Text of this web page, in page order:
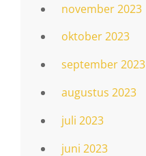
november 2023
oktober 2023
september 2023
augustus 2023
juli 2023
juni 2023